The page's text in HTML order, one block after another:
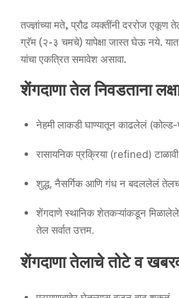
तज्ज्ञांच्या मते, प्रौढ व्यक्तींनी दररोज
ग्रॅम (२-३ चमचे) यापेक्षा जास्त घेऊ नये.
यांचा एकत्रित समावेश असावा.
शेंगदाणा तेल निवडताना
नेहमी लाकडी घाण्यातून काढलेलं
रासायनिक प्रक्रिया (refined)
शुद्ध, नैसर्गिक आणि गंध न बदललेलं तेलच
शेंगदाणे स्थानिक शेतकऱ्यांकडून
तेल सर्वात उत्तम.
शेंगदाणा तेलाचे तोटे व